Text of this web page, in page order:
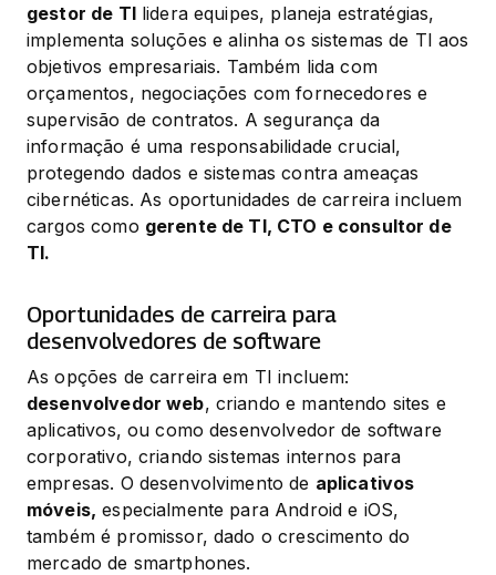
gestor de TI lidera equipes, planeja estratégias,
implementa soluções e alinha os sistemas de TI aos
objetivos empresariais. Também lida com
orçamentos, negociações com fornecedores e
supervisão de contratos. A segurança da
informação é uma responsabilidade crucial,
protegendo dados e sistemas contra ameaças
cibernéticas. As oportunidades de carreira incluem
cargos como gerente de TI, CTO e consultor de
TI.
Oportunidades de carreira para
desenvolvedores de software
desenvolvedor web, criando e mantendo sites e
aplicativos, ou como desenvolvedor de software
corporativo, criando sistemas internos para
empresas. O desenvolvimento de aplicativos
móveis, especialmente para Android e iOS,
também é promissor, dado o crescimento do
mercado de smartphones.